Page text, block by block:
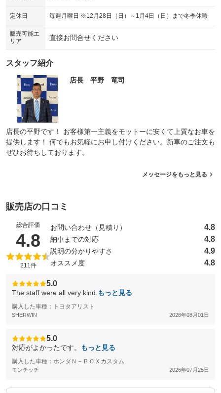
定休日 毎週月曜日 ※12月28日（日）～1月4日（日）まで冬季休暇
販売可能エ
リア
直接お問合せください
スタッフ紹介
店長 平野 竜司
店長の平野です！ お客様第一主義をモットーに安くて上質なお車を
提供します！ 何でもお気軽にお申し付けください。新車のご注文も
ぜひお待ちしております。
メッセージをもっと見る
販売店の口コミ
総合評価
4.8 （5点満点中）
211件
お問い合わせ（見積り） 4.8
納車までの対応 4.8
説明の分かりやすさ 4.9
オススメ度 4.8
5.0
The staff were all very kind. もっと見る
購入した車種：トヨタアリスト
SHERWIN 2026年08月01日
5.0
対応がよかったです。 もっと見る
購入した車種：ホンダＮ－ＢＯＸカスタム
モンチッチ 2026年07月25日